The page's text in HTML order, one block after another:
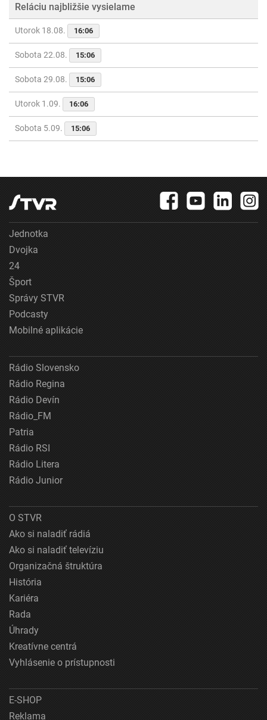
Reláciu najbližšie vysielame
Utorok 18.08. 16:06
Sobota 22.08. 15:06
Sobota 29.08. 15:06
Utorok 1.09. 16:06
Sobota 5.09. 15:06
Jednotka
Dvojka
24
Šport
Správy STVR
Podcasty
Mobilné aplikácie
Rádio Slovensko
Rádio Regina
Rádio Devín
Rádio_FM
Patria
Rádio RSI
Rádio Litera
Rádio Junior
O STVR
Ako si naladiť rádiá
Ako si naladiť televíziu
Organizačná štruktúra
História
Kariéra
Rada
Úhrady
Kreatívne centrá
Vyhlásenie o prístupnosti
E-SHOP
Reklama